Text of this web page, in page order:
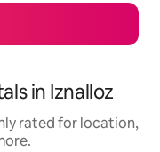
in Iznalloz
rated for location,